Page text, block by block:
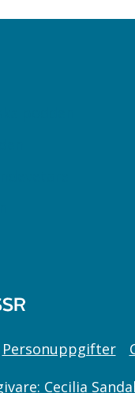
Personuppgifter
Cecilia